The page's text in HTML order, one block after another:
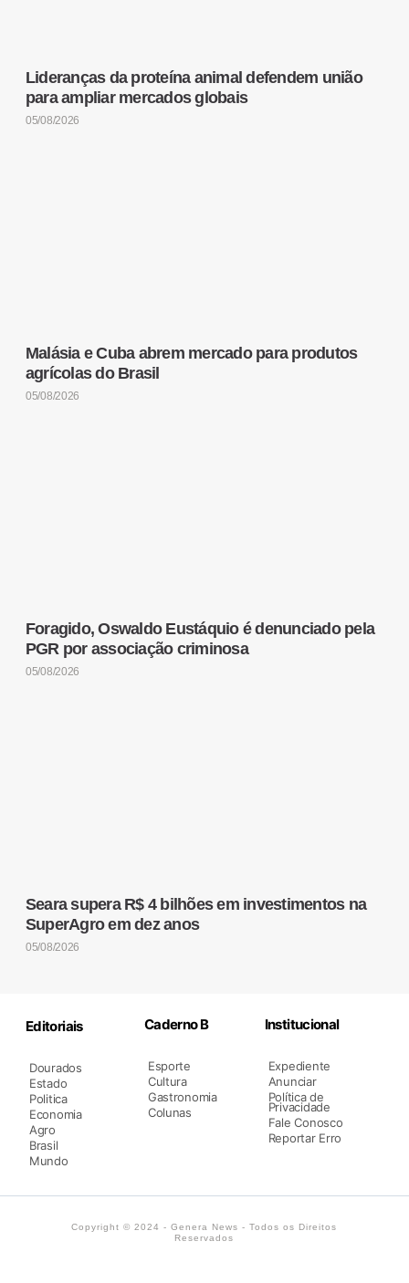
Lideranças da proteína animal defendem união
para ampliar mercados globais
05/08/2026
Malásia e Cuba abrem mercado para produtos
agrícolas do Brasil
05/08/2026
Foragido, Oswaldo Eustáquio é denunciado pela
PGR por associação criminosa
05/08/2026
Seara supera R$ 4 bilhões em investimentos na
SuperAgro em dez anos
05/08/2026
Editoriais
Dourados
Estado
Politica
Economia
Agro
Brasil
Mundo
Caderno B
Esporte
Cultura
Gastronomia
Colunas
Institucional
Expediente
Anunciar
Política de
Privacidade
Fale Conosco
Reportar Erro
Copyright © 2024 - Genera News - Todos os Direitos
Reservados